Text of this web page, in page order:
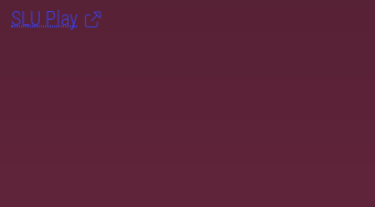
SLU Play